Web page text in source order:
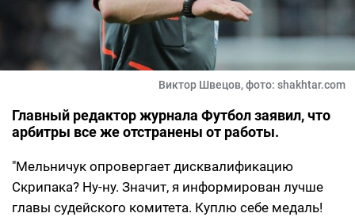
Виктор Швецов, фото: shakhtar.com
Главный редактор журнала Футбол заявил, что
арбитры все же отстранены от работы.
"Мельничук опровергает дисквалификацию
Скрипака? Ну-ну. Значит, я информирован лучше
главы судейского комитета. Куплю себе медаль!